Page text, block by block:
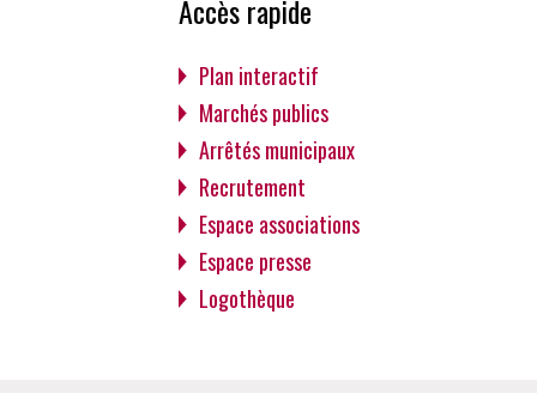
Accès rapide
Plan interactif
Marchés publics
Arrêtés municipaux
Recrutement
Espace associations
Espace presse
Logothèque